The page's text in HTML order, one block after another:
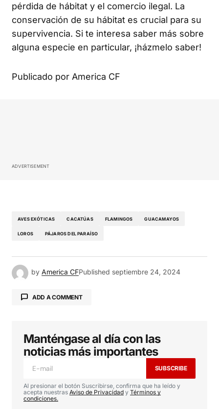
pérdida de hábitat y el comercio ilegal. La
conservación de su hábitat es crucial para su
supervivencia. Si te interesa saber más sobre
alguna especie en particular, ¡házmelo saber!
Publicado por America CF
ADVERTISEMENT
AVES EXÓTICAS CACATÚAS FLAMINGOS GUACAMAYOS
LOROS PÁJAROS DEL PARAÍSO
by America CFPublished septiembre 24, 2024
ADD A COMMENT
Tu dirección de correo electrónico no será
publicada. Los campos obligatorios están
marcados con*
Comment*
Manténgase al día con las
noticias más importantes
SUBSCRIBE
Al presionar el botón Suscribirse, confirma que ha leído y
acepta nuestras Aviso de Privacidad y Términos y
condiciones.